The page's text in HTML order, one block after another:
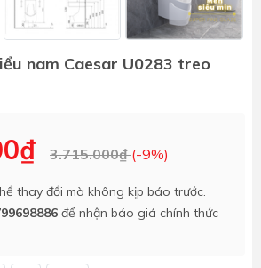
nam Caesar U0283 treo
3.715.000₫(-9%)
thay đổi mà không kịp báo trước.
để nhận báo giá chính thức